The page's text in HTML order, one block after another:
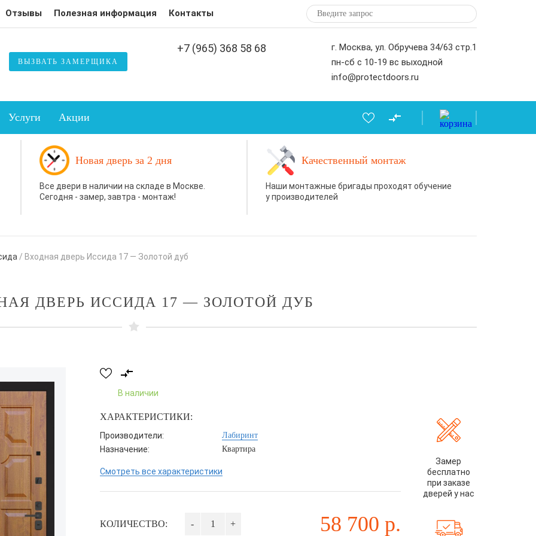
Отзывы Полезная информация Контакты
ВЫЗВАТЬ ЗАМЕРЩИКА
+7 (965) 368 58 68
г. Москва, ул. Обручева 34/63 стр.1
пн-сб с 10-19 вс выходной
info@protectdoors.ru
Услуги Акции
Новая дверь за 2 дня
Все двери в наличии на складе в Москве.
Сегодня - замер, завтра - монтаж!
Качественный монтаж
Наши монтажные бригады проходят обучение
у производителей
/ Входная дверь Иссида 17 — Золотой дуб
ДВЕРЬ ИССИДА 17 — ЗОЛОТОЙ ДУБ
В наличии
ХАРАКТЕРИСТИКИ:
Производители: Лабиринт
Назначение: Квартира
Смотреть все характеристики
КОЛИЧЕСТВО: - + 58 700 р.
Замер
бесплатно
при заказе
дверей у нас